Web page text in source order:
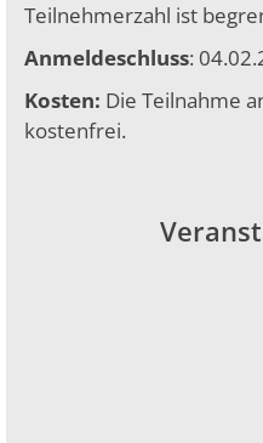
Teilnehmerzahl ist
Anmeldeschluss:
Kosten: Die Teilnahme
kostenfrei.